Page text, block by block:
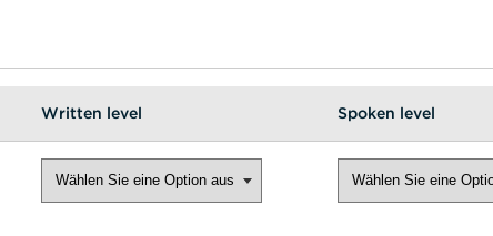
Written level Spoken level